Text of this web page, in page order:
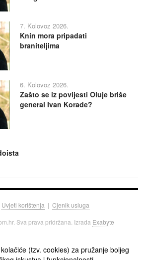
7. Kolovoz 2026.
Knin mora pripadati
braniteljima
6. Kolovoz 2026.
Zašto se iz povijesti Oluje briše
general Ivan Korade?
Uvjeti korištenja | Cjenik usluga
Sva prava pridržana. Izrada Exabyte
(tzv. cookies) za pružanje boljeg